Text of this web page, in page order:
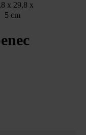
x 29,8 x
5 cm